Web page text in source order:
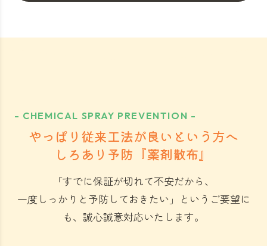
- CHEMICAL SPRAY PREVENTION -
やっぱり従来工法が良いという方へ
しろあり予防『薬剤散布』
「すでに保証が切れて不安だから、
一度しっかりと予防しておきたい」 というご要望に
も、誠心誠意対応いたします。